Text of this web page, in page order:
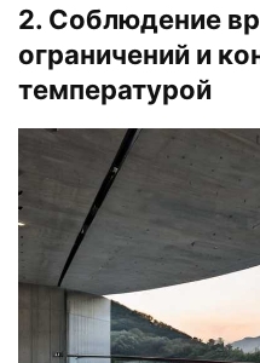
2. Соблюдение
ограничений и
температурой